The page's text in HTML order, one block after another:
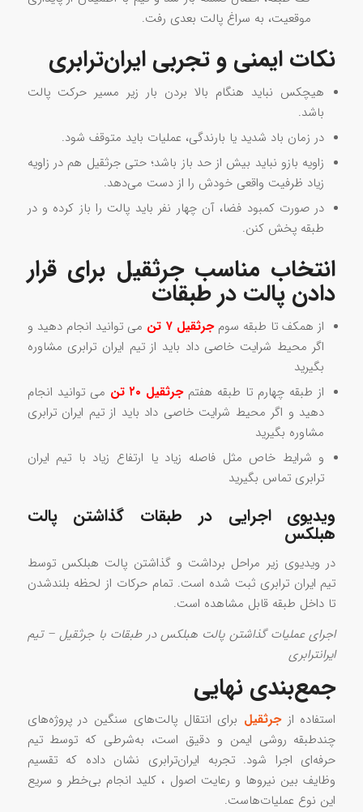
موقعیت، به سراغ پالت بعدی رفت.
نکات ایمنی و تجربی ایران‌ترابری
هیچکس نباید هنگام بالا بردن بار زیر مسیر حرکت پالت
باشد.
در زمان باد شدید یا بارندگی، عملیات باید متوقف شود.
زاویه بازو نباید بیش از حد باز باشد؛ حتی جرثقیل هم در زاویه
زیاد ظرفیت واقعی خودش را از دست می‌دهد.
در صورت کمبود فضا، آن چهار نفر باید پالت را باز کرده و در
طبقه پخش کنن.
انتخاب مناسب جرثقیل برای قرار
دادن پالت در طبقات
از همکف تا طبقه سومجرثقیل ۷ تن
می توانید انجام دهید و
اگر محیط شرایت خاصی داد باید از تیم ایران ترابری مشاوره
بگیرید
از طبقه چهارم تا طبقه هفتمجرثقیل ۲۰ تن
می توانید انجام
دهید و اگر محیط شرایت خاصی داد باید از تیم ایران ترابری
مشاوره بگیرید
و شرایط خاص مثل فاصله زیاد یا ارتفاع زیاد با تیم ایران
ترابری تماس بگیرید
ویدیوی اجرایی در طبقات گذاشتن پالت
هبلکس
در ویدیوی زیر مراحل برداشت و گذاشتن پالت هبلکس توسط
تیم ایران ترابری ثبت شده است. تمام حرکات از لحظه بلندشدن
تا داخل طبقه قابل مشاهده است.
اجرای عملیات گذاشتن پالت هبلکس در طبقات با جرثقیل – تیم
ایرانترابری
جمع‌بندی نهایی
استفاده ازجرثقیل برای انتقال پالت‌های سنگین در پروژه‌های
چندطبقه روشی ایمن و دقیق است، به‌شرطی که توسط تیم
حرفه‌ای اجرا شود. تجربه ایران‌ترابری نشان داده که تقسیم
وظایف بین نیروها و رعایت اصول ، کلید انجام بی‌خطر و سریع
این نوع عملیات‌هاست.